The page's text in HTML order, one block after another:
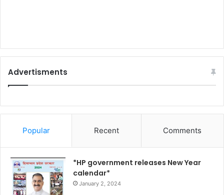
Advertisments
Popular Recent Comments
*HP government releases New Year
calendar*
January 2, 2024